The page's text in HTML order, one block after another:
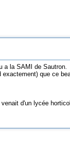
a la SAMI de Sautron.
que ce
d'un lycée